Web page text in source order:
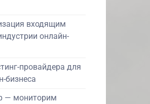
входящим
онлайн-
провайдера для
бизнеса
— мониторим